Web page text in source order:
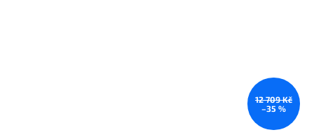
12 709 Kč
–35 %